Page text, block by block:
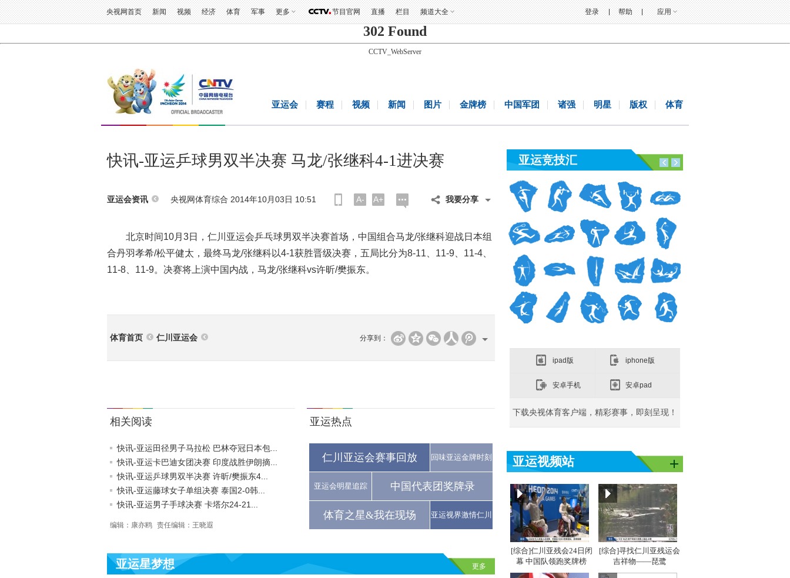
央视网首页 新闻 视频 经济 体育 军事 更多 节目官网 直播 栏目 频道大全 帮助 应用
登录
302 Found
CCTV_WebServer
亚运会 赛程 视频 新闻 图片 金牌榜 中国军团 诸强 明星 版权 体育
快讯-亚运乒球男双半决赛 马龙/张继科4-1进决赛
亚运会资讯 央视网体育综合 2014年10月03日 10:51 A- A+ 我要分享
北京时间10月3日，仁川亚运会乒乓球男双半决赛首场，中国组合马龙/张继科迎战日本组
合丹羽孝希/松平健太，最终马龙/张继科以4-1获胜晋级决赛，五局比分为8-11、11-9、11-4、
11-8、11-9。决赛将上演中国内战，马龙/张继科vs许昕/樊振东。
体育首页 仁川亚运会 分享到：
相关阅读
快讯-亚运田径男子马拉松 巴林夺冠日本包...
快讯-亚运卡巴迪女团决赛 印度战胜伊朗摘...
快讯-亚运乒球男双半决赛 许昕/樊振东4...
快讯-亚运藤球女子单组决赛 泰国2-0韩...
快讯-亚运男子手球决赛 卡塔尔24-21...
编辑：康亦鸥 责任编辑：王晓遐
亚运热点
仁川亚运会赛事回放 回味亚运金牌时刻
亚运会明星追踪 中国代表团奖牌录
体育之星&我在现场 亚运视界激情仁川
亚运星梦想 更多
亚运竞技汇
ipad版 iphone版
安卓手机 安卓pad
下载央视体育客户端，精彩赛事，即刻呈现！
亚运视频站
[综合]仁川亚残会24日闭
幕 中国队领跑奖牌榜
[综合]寻找仁川亚残运会
吉祥物——琵鹭